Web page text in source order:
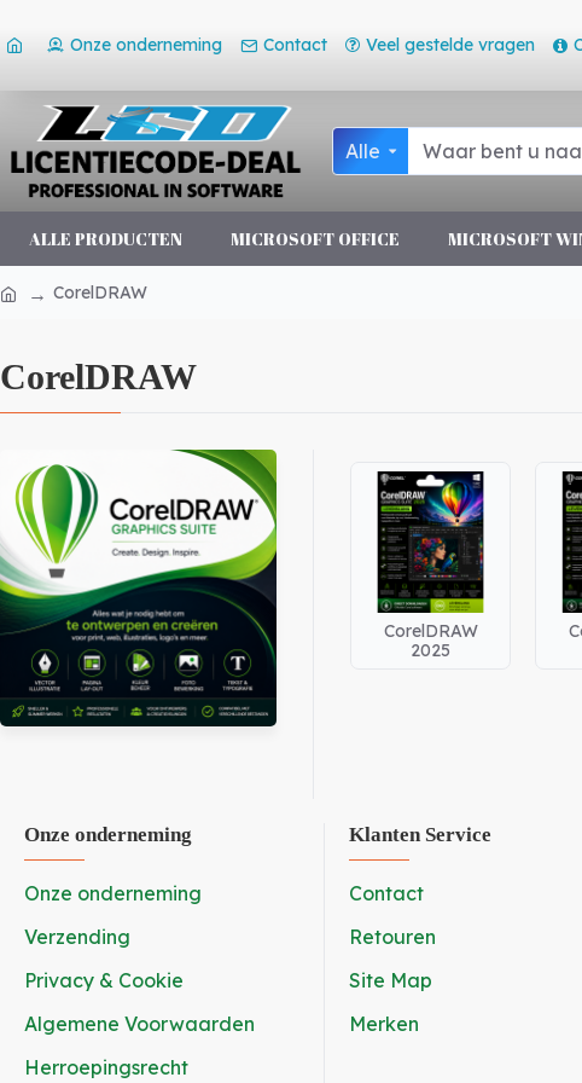
Onze onderneming Contact Veel gestelde vragen
Alle
ALLE PRODUCTEN MICROSOFT OFFICE MICROSOFT
CorelDRAW
CorelDRAW
CorelDRAW
2025
Onze onderneming
Onze onderneming
Verzending
Privacy & Cookie
Algemene Voorwaarden
Herroepingsrecht
Klanten Service
Contact
Retouren
Site Map
Merken